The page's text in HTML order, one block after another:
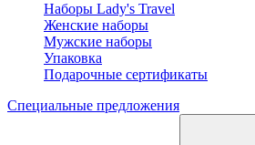
Наборы Lady's Travel
Женские наборы
Мужские наборы
Упаковка
Подарочные сертификаты
Специальные предложения